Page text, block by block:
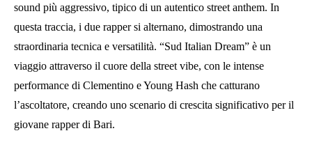
sound più aggressivo, tipico di un autentico street anthem. In
questa traccia, i due rapper si alternano, dimostrando una
straordinaria tecnica e versatilità. “Sud Italian Dream” è un
viaggio attraverso il cuore della street vibe, con le intense
performance di Clementino e Young Hash che catturano
l’ascoltatore, creando uno scenario di crescita significativo per il
giovane rapper di Bari.